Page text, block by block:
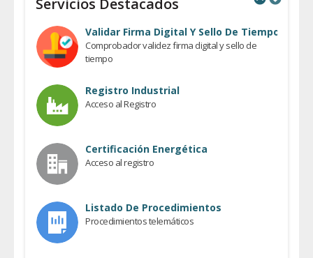
Validar Firma Digital Y Sello De Tiempo
Comprobador validez firma digital y sello de
tiempo
Registro Industrial
Acceso al Registro
Certificación Energética
Acceso al registro
Listado De Procedimientos
Procedimientos telemáticos
Previous